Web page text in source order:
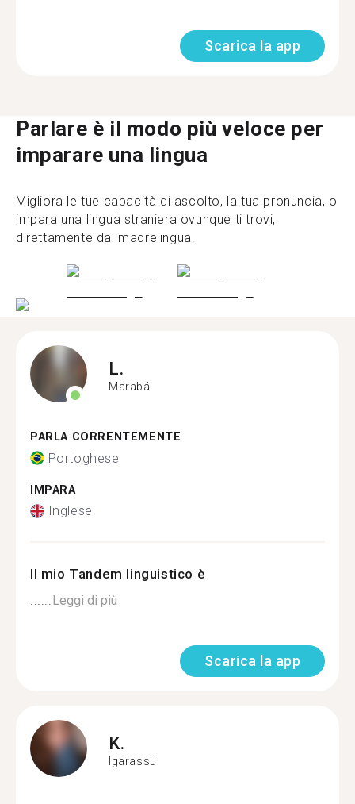
Scarica la app
Parlare è il modo più veloce per
imparare una lingua
Migliora le tue capacità di ascolto, la tua pronuncia, o
impara una lingua straniera ovunque ti trovi,
direttamente dai madrelingua.
L.
Marabá
PARLA CORRENTEMENTE
Portoghese
IMPARA
Inglese
Il mio Tandem linguistico è
......Leggi di più
Scarica la app
K.
Igarassu